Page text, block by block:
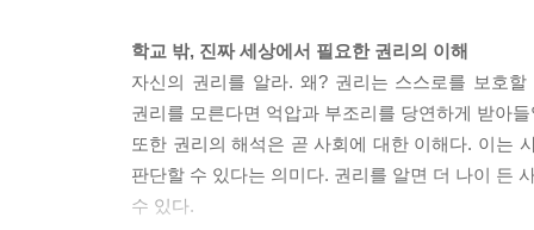
아버지가 피의자로 경찰서에 끌려갔던 경험을
저자는 예기치 못한 상황에서 자신의 권리, 자유
막론하고 공평하게 주어져야 함을 강조한다. 그
지식을 알려 주기 위해서였음을 고백한다.
Scene #3 ‘죽음의 의사’ 케보키안 박사, 다시 양지로
학교 밖, 진짜 세상에서 필요한 권리의 이해
자신의 권리를 알라. 왜? 권리는 스스로를 보호
권리를 모른다면 억압과 부조리를 당연하게 받아
또한 권리의 해석은 곧 사회에 대한 이해다. 이는
판단할 수 있다는 의미다. 권리를 알면 더 나이 든
수 있다.